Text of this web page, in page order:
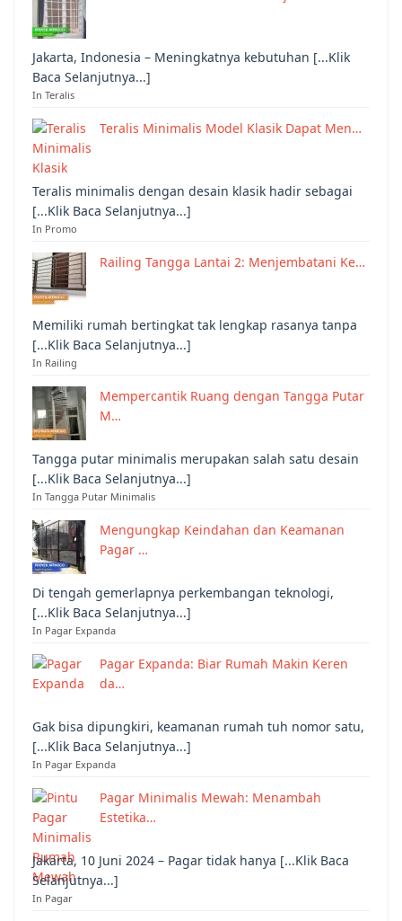
Jakarta, Indonesia – Meningkatnya kebutuhan [...Klik
Baca Selanjutnya...]
In Teralis
Teralis Minimalis Model Klasik Dapat Men…
Teralis minimalis dengan desain klasik hadir sebagai
[...Klik Baca Selanjutnya...]
In Promo
Railing Tangga Lantai 2: Menjembatani Ke…
Memiliki rumah bertingkat tak lengkap rasanya tanpa
[...Klik Baca Selanjutnya...]
In Railing
Mempercantik Ruang dengan Tangga Putar
M…
Tangga putar minimalis merupakan salah satu desain
[...Klik Baca Selanjutnya...]
In Tangga Putar Minimalis
Mengungkap Keindahan dan Keamanan
Pagar …
Di tengah gemerlapnya perkembangan teknologi,
[...Klik Baca Selanjutnya...]
In Pagar Expanda
Pagar Expanda: Biar Rumah Makin Keren
da…
Gak bisa dipungkiri, keamanan rumah tuh nomor satu,
[...Klik Baca Selanjutnya...]
In Pagar Expanda
Pagar Minimalis Mewah: Menambah
Estetika…
Jakarta, 10 Juni 2024 – Pagar tidak hanya [...Klik Baca
Selanjutnya...]
In Pagar